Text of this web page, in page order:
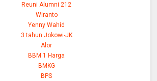
Reuni Alumni 212
Wiranto
Yenny Wahid
3 tahun Jokowi-JK
Alor
BBM 1 Harga
BMKG
BPS